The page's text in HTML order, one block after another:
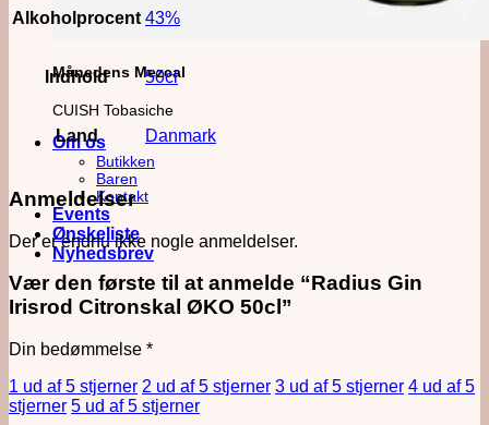
Månedens Mezcal
CUISH Tobasiche
Om os
Butikken
Baren
Kontakt
Events
Ønskeliste
Nyhedsbrev
Alkoholprocent 43%
Indhold 50cl
Land Danmark
Anmeldelser
Der er endnu ikke nogle anmeldelser.
Vær den første til at anmelde “Radius Gin
Irisrod Citronskal ØKO 50cl”
Din bedømmelse *
1 ud af 5 stjerner 2 ud af 5 stjerner 3 ud af 5 stjerner 4 ud af 5
stjerner 5 ud af 5 stjerner